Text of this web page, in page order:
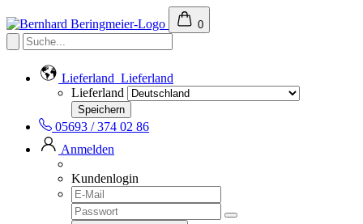
0
Lieferland Lieferland
Lieferland
05693 / 374 02 86
Anmelden
Kundenlogin